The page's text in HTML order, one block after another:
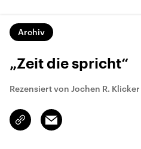
Archiv
„Zeit die spricht“
Rezensiert von Jochen R. Klicker
Link
kopieren/teilen
Email